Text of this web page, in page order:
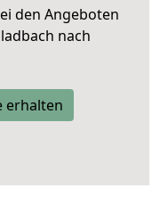
den Angeboten
nach
erhalten